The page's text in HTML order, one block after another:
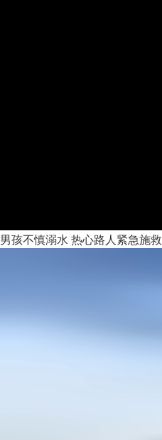
男孩不慎溺水 热心路人紧急施救